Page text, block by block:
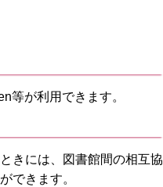
等が利用できます。
きには、図書館間の相互協
できます。